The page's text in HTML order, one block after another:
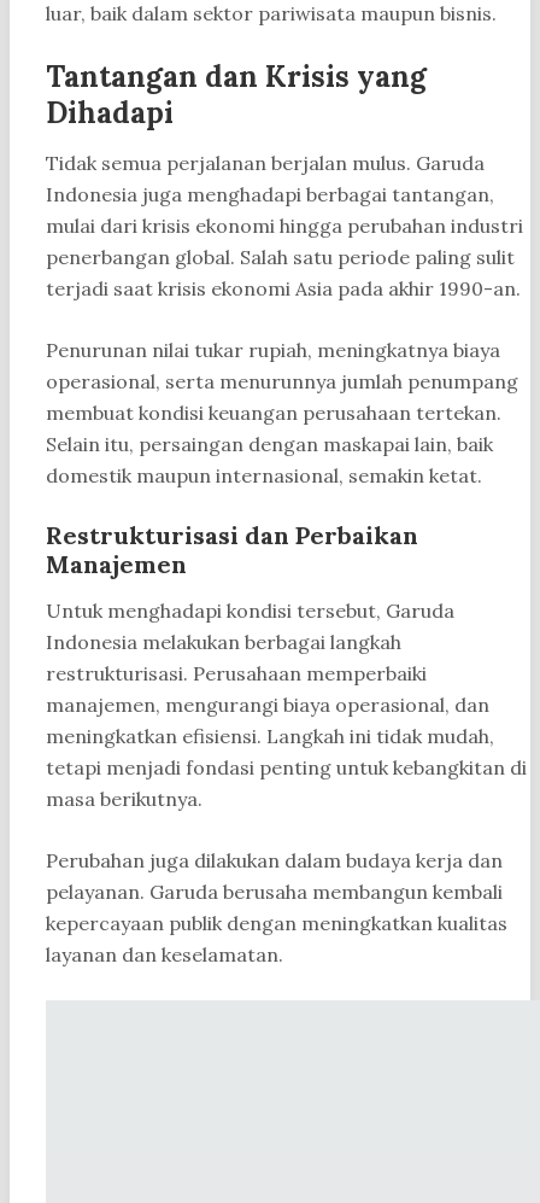
luar, baik dalam sektor pariwisata maupun bisnis.
Tantangan dan Krisis yang
Dihadapi
Tidak semua perjalanan berjalan mulus. Garuda
Indonesia juga menghadapi berbagai tantangan,
mulai dari krisis ekonomi hingga perubahan industri
penerbangan global. Salah satu periode paling sulit
terjadi saat krisis ekonomi Asia pada akhir 1990-an.
Penurunan nilai tukar rupiah, meningkatnya biaya
operasional, serta menurunnya jumlah penumpang
membuat kondisi keuangan perusahaan tertekan.
Selain itu, persaingan dengan maskapai lain, baik
domestik maupun internasional, semakin ketat.
Restrukturisasi dan Perbaikan
Manajemen
Untuk menghadapi kondisi tersebut, Garuda
Indonesia melakukan berbagai langkah
restrukturisasi. Perusahaan memperbaiki
manajemen, mengurangi biaya operasional, dan
meningkatkan efisiensi. Langkah ini tidak mudah,
tetapi menjadi fondasi penting untuk kebangkitan di
masa berikutnya.
Perubahan juga dilakukan dalam budaya kerja dan
pelayanan. Garuda berusaha membangun kembali
kepercayaan publik dengan meningkatkan kualitas
layanan dan keselamatan.